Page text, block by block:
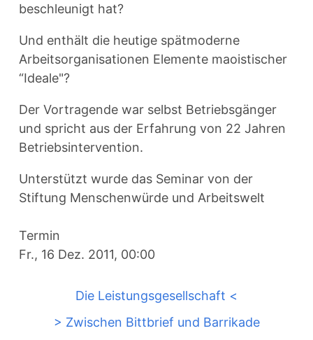
beschleunigt hat?
Und enthält die heutige spätmoderne
Arbeitsorganisationen Elemente maoistischer
“Ideale"?
Der Vortragende war selbst Betriebsgänger
und spricht aus der Erfahrung von 22 Jahren
Betriebsintervention.
Unterstützt wurde das Seminar von der
Stiftung Menschenwürde und Arbeitswelt
Termin
Fr., 16 Dez. 2011, 00:00
Die Leistungsgesellschaft <
> Zwischen Bittbrief und Barrikade